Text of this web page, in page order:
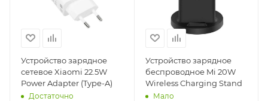
Устройство зарядное
сетевое Xiaomi 22.5W
Power Adapter (Type-A)
Достаточно
Устройство зарядное
беспроводное Mi 20W
Wireless Charging Stand
Мало
об оплате Плайтом
25
Остались вопросы?
8 800 302-02-51